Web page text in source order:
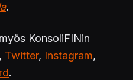
.
KonsoliFINin
, Twitter, Instagram,
.